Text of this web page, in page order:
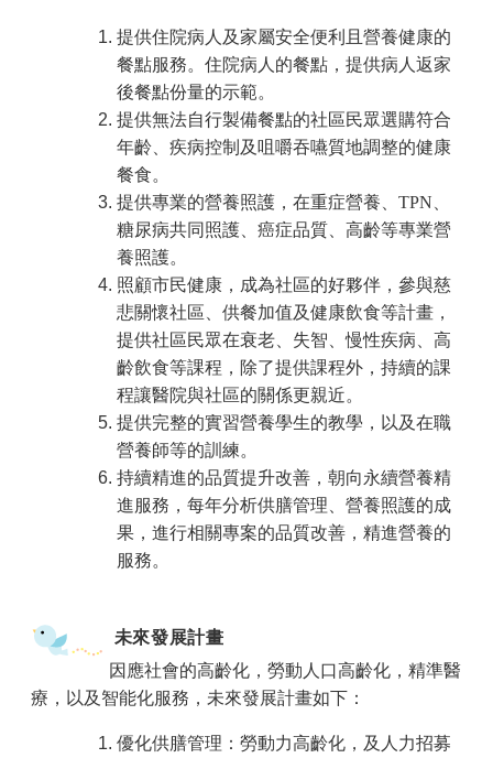
提供住院病人及家屬安全便利且營養健康的
餐點服務。住院病人的餐點，提供病人返家
後餐點份量的示範。
提供無法自行製備餐點的社區民眾選購符合
年齡、疾病控制及咀嚼吞嚥質地調整的健康
餐食。
提供專業的營養照護，在重症營養、TPN、
糖尿病共同照護、癌症品質、
高齡等專業營
養照護。
照顧市民健康，成為社區的好夥伴，參與慈
悲關懷社區、供餐加值及健康飲食等計畫，
提供社區民眾在衰老、失智、慢性疾病、高
齡飲食等課程，除了提供課程外，持續的課
程讓醫院與社區的關係更親近。
提供完整的實習營養學生的教學，以及在職
營養師等的訓練。
持續精進的品質提升改善，朝向永續營養精
進服務，每年分析供膳管理、營養照護的成
果，進行相關專案的品質改善，精進營養的
服務。
未來發展計畫
因應社會的高齡化，勞動人口高齡化，精準醫
療，以及智能化服務，未來發展計畫如下：
優化供膳管理：勞動力高齡化，及人力招募